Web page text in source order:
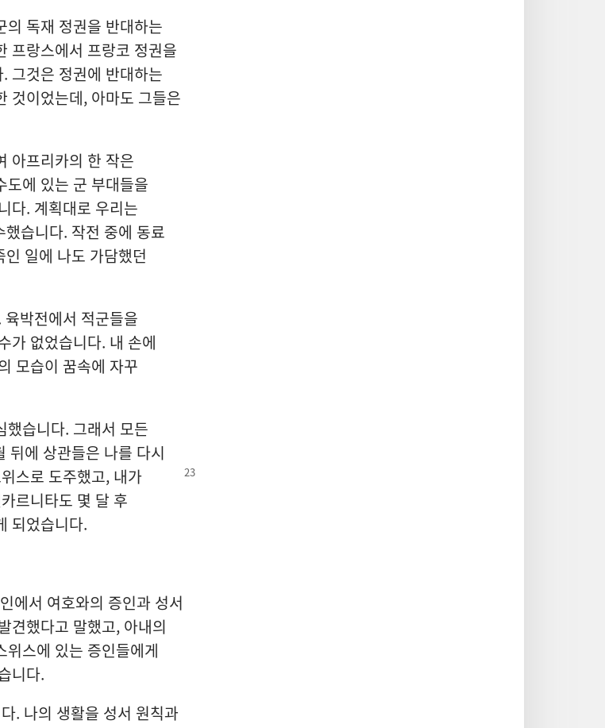
의 독재 정권을 반대하는
프랑스에서 프랑코 정권을
그것은 정권에 반대하는
것이었는데, 아마도 그들은
아프리카의 한 작은
도에 있는 군 부대들을
다. 계획대로 우리는
습니다. 작전 중에 동료
일에 나도 가담했던
박전에서 적군들을
가 없었습니다. 내 손에
모습이 꿈속에 자꾸
했습니다. 그래서 모든
뒤에 상관들은 나를 다시
스로 도주했고, 내가
르니타도 몇 달 후
되었습니다.
에서 여호와의 증인과 성서
견했다고 말했고, 아내의
스에 있는 증인들에게
니다.
. 나의 생활을 성서 원칙과